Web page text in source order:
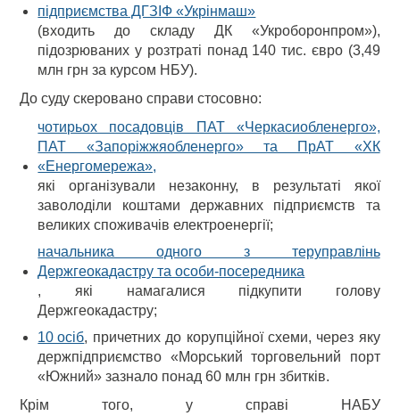
підприємства ДГЗІФ «Укрінмаш»
(входить до складу ДК «Укроборонпром»),
підозрюваних у розтраті понад 140 тис. євро (3,49
млн грн за курсом НБУ).
До суду скеровано справи стосовно:
чотирьох посадовців ПАТ «Черкасиобленерго»,
ПАТ «Запоріжжяобленерго» та ПрАТ «ХК
«Енергомережа»,
які організували незаконну, в результаті якої
заволоділи коштами державних підприємств та
великих споживачів електроенергії;
начальника одного з теруправлінь
Держгеокадастру та особи-посередника
, які намагалися підкупити голову
Держгеокадастру;
10 осіб, причетних до корупційної схеми, через яку
держпідприємство «Морський торговельний порт
«Южний» зазнало понад 60 млн грн збитків.
Крім того, у справі НАБУ